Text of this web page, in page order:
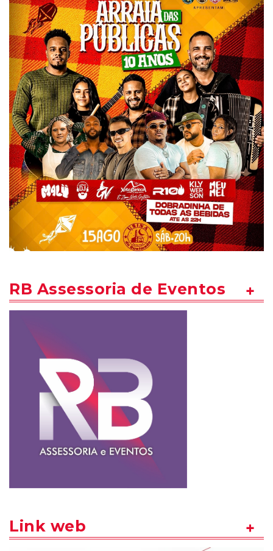
RB Assessoria de Eventos
Link web